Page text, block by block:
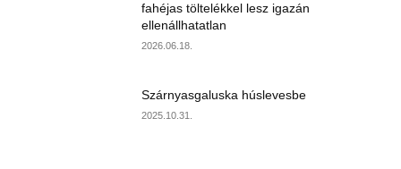
fahéjas töltelékkel lesz igazán
ellenállhatatlan
2026.06.18.
Szárnyasgaluska húslevesbe
2025.10.31.